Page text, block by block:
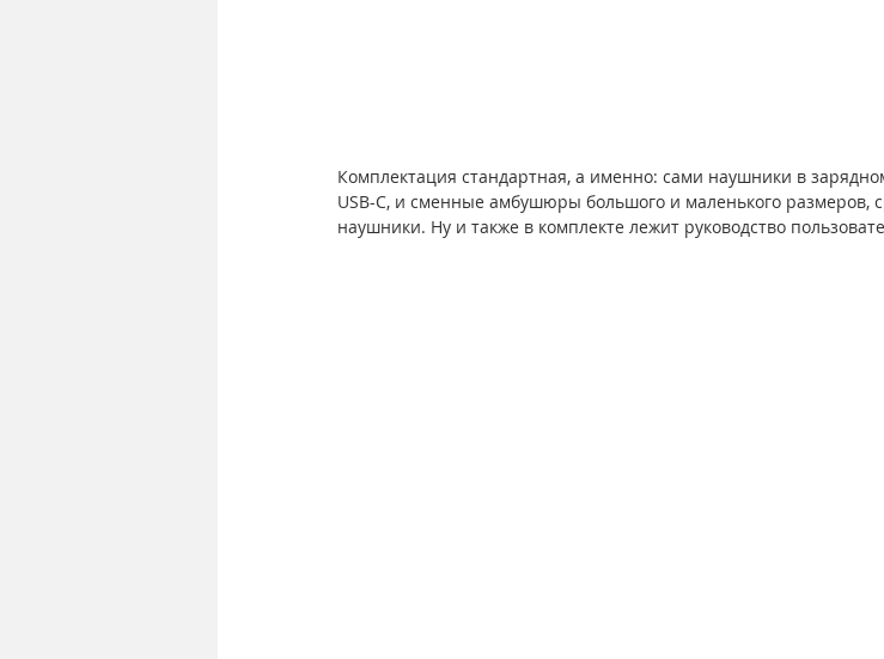
Комплектация стандартная, а именно: сами наушники в
USB-C, и сменные амбушюры большого и маленького размеров,
наушники. Ну и также в комплекте лежит руководство